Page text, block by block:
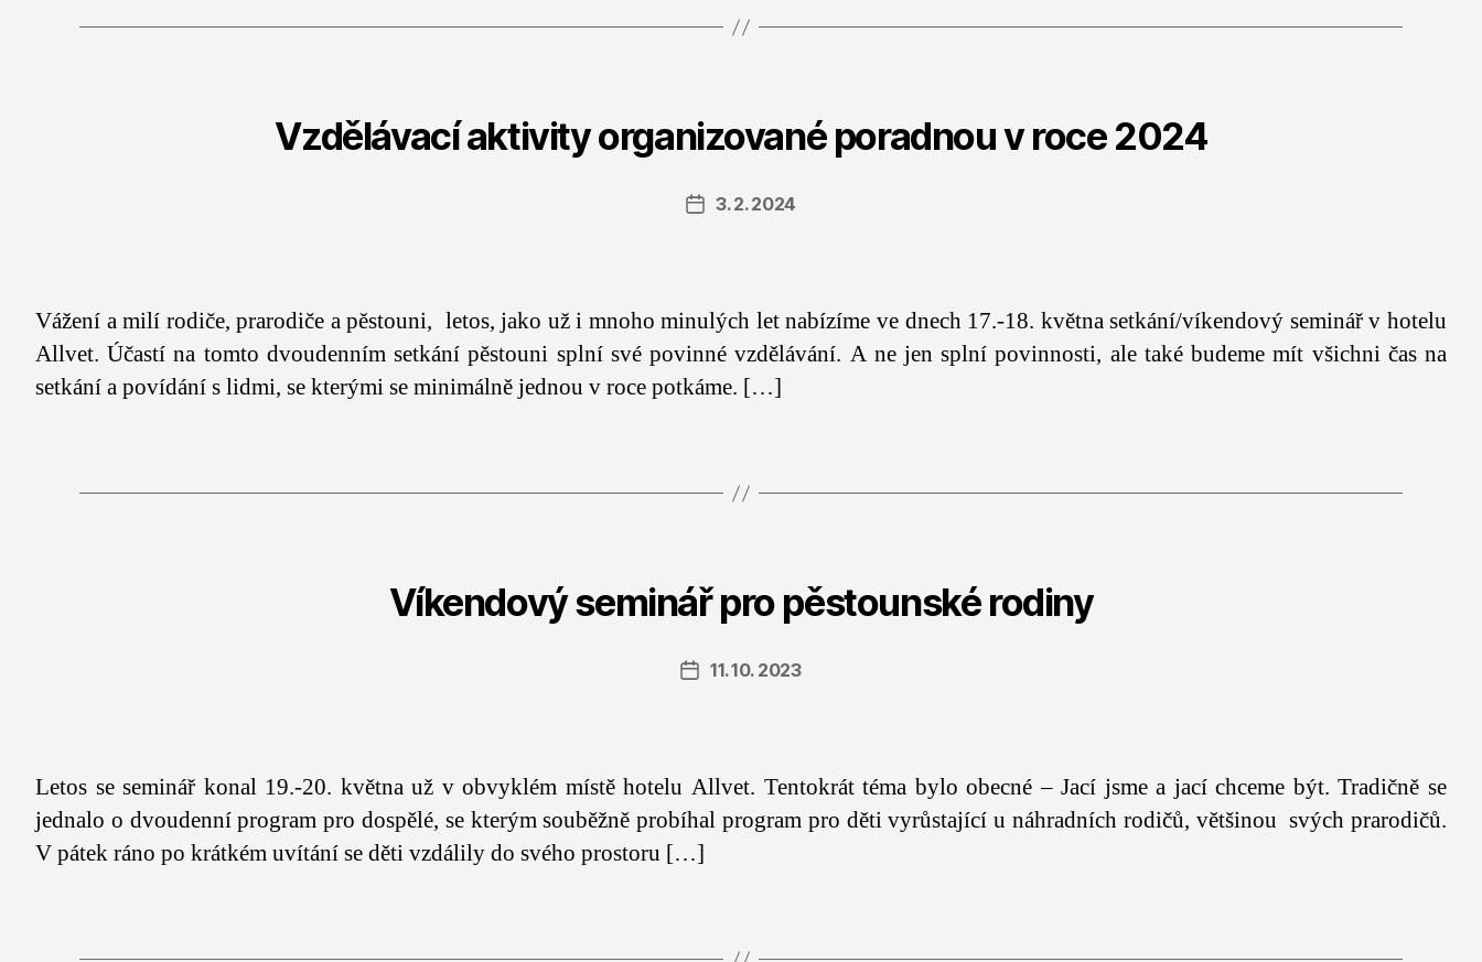
Vzdělávací aktivity organizované poradnou v roce 2024
Datum
3. 2. 2024
Vážení a milí rodiče, prarodiče a pěstouni, letos, jako už i mnoho minulých let nabízíme ve dnech 17.-18. května setkání/víkendový seminář v hotelu
Allvet. Účastí na tomto dvoudenním setkání pěstouni splní své povinné vzdělávání. A ne jen splní povinnosti, ale také budeme mít všichni čas na
setkání a povídání s lidmi, se kterými se minimálně jednou v roce potkáme. […]
Víkendový seminář pro pěstounské rodiny
Datum
11. 10. 2023
Letos se seminář konal 19.-20. května už v obvyklém místě hotelu Allvet. Tentokrát téma bylo obecné – Jací jsme a jací chceme být. Tradičně se
jednalo o dvoudenní program pro dospělé, se kterým souběžně probíhal program pro děti vyrůstající u náhradních rodičů, většinou svých prarodičů.
V pátek ráno po krátkém uvítání se děti vzdálily do svého prostoru […]